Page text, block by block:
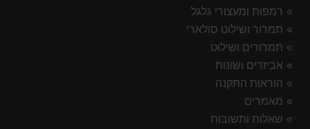
רמפות ומעצורי גלגל
תמרור ושילוט סולארי
תמרורים ושילוט
אביזרים ושונות
הוראות התקנה
מאמרים
שאלות ותשובות